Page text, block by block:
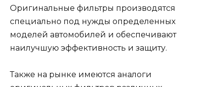
Оригинальные фильтры производятся
специально под нужды определенных
моделей автомобилей и обеспечивают
наилучшую эффективность и защиту.
Также на рынке имеются аналоги